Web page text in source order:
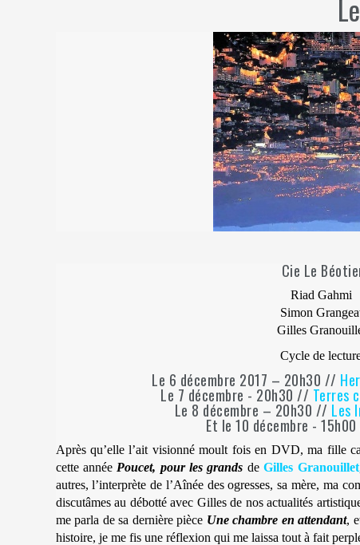
Cie Le
Riad Gahmi
Simon
Gilles
Cycle de
Le 6 décembre 2017 – 20h30 //
Le 7 décembre - 20h30 // Terres
Le 8 décembre – 20h30 // Les
Et le 10 décembre -
Après qu’elle l’ait visionné moult fois en DVD, ma fille
cette année Poucet, pour les grands deGilles Granouillet
autres, l’interprète de l’Aînée des ogresses, sa mère, ma
discutâmes au débotté avec Gilles de nos actualités
me parla de sa dernière pièce Une chambre en attendant,
histoire, je me fis une réflexion qui me laissa tout à fait